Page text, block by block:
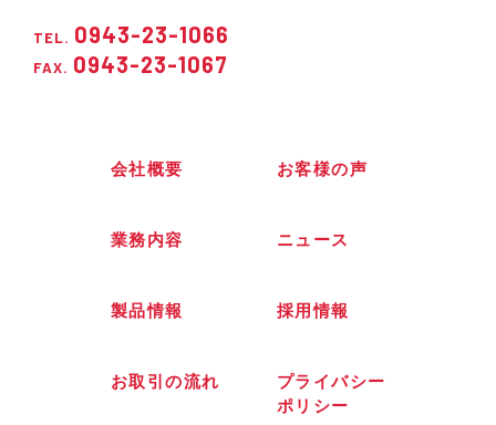
TEL. 0943-23-1066
FAX. 0943-23-1067
会社概要
業務内容
製品情報
お取引の流れ
お客様の声
ニュース
採用情報
プライバシー
ポリシー